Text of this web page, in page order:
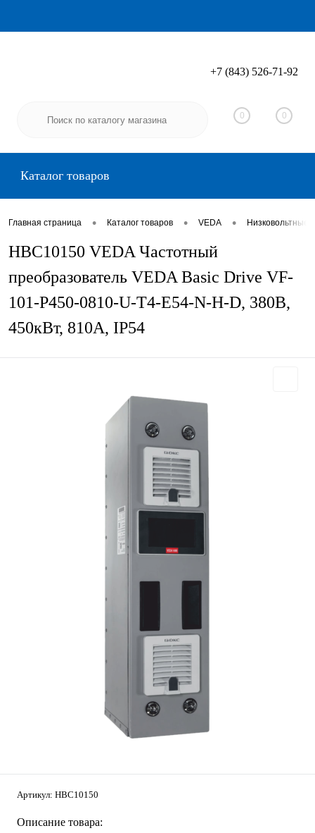
Вход Регистрация
+7 (843) 526-71-92
0 0
Каталог товаров
Главная страница • Каталог товаров • VEDA •
HBC10150 VEDA Частотный
преобразователь VEDA Basic Drive VF-
101-P450-0810-U-T4-E54-N-H-D, 380В,
450кВт, 810А, IP54
Артикул: HBC10150
Описание товара: